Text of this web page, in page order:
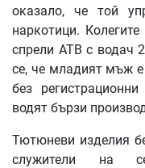
оказало, че той
наркотици.
спрели АТВ с водач
се, че младият мъж е
без
водят бързи
Тютюневи изделия
служители на